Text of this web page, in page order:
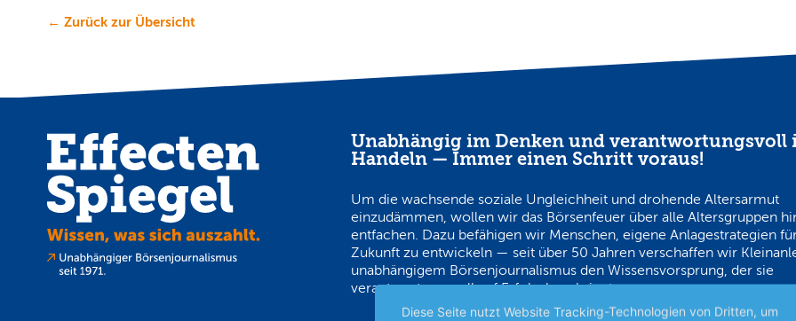
← Zurück zur Übersicht
Unabhängig im Denken und verantwortungsvoll
Handeln — Immer einen Schritt voraus!
Um die wachsende soziale Ungleichheit und drohende Altersarmut
einzudämmen, wollen wir das Börsenfeuer über alle Altersgruppen
entfachen. Dazu befähigen wir Menschen, eigene Anlagestrategien
Zukunft zu entwickeln — seit über 50 Jahren verschaffen wir
unabhängigem Börsenjournalismus den Wissensvorsprung, der sie
verantwortungsvoll auf Erfolgskurs bringt.
Diese Seite nutzt Website Tracking-Technologien von Dritten, um